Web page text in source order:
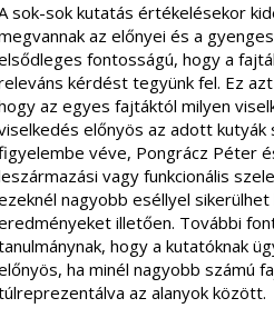
sok-sok kutatás értékelésekor
az előnyei és a
fontosságú, hogy a
kérdést tegyünk fel. Ez
az egyes fajtáktól milyen
előnyös az adott
véve, Pongrácz Péter
vagy funkcionális
nagyobb eséllyel
illetően. További
hogy a kutatóknak
ha minél nagyobb számú
az alanyok között.